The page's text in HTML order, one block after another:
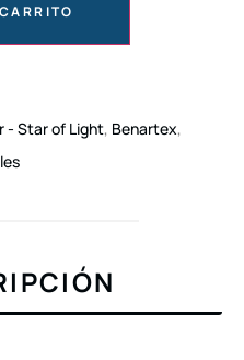
- Star of Light, Benartex,